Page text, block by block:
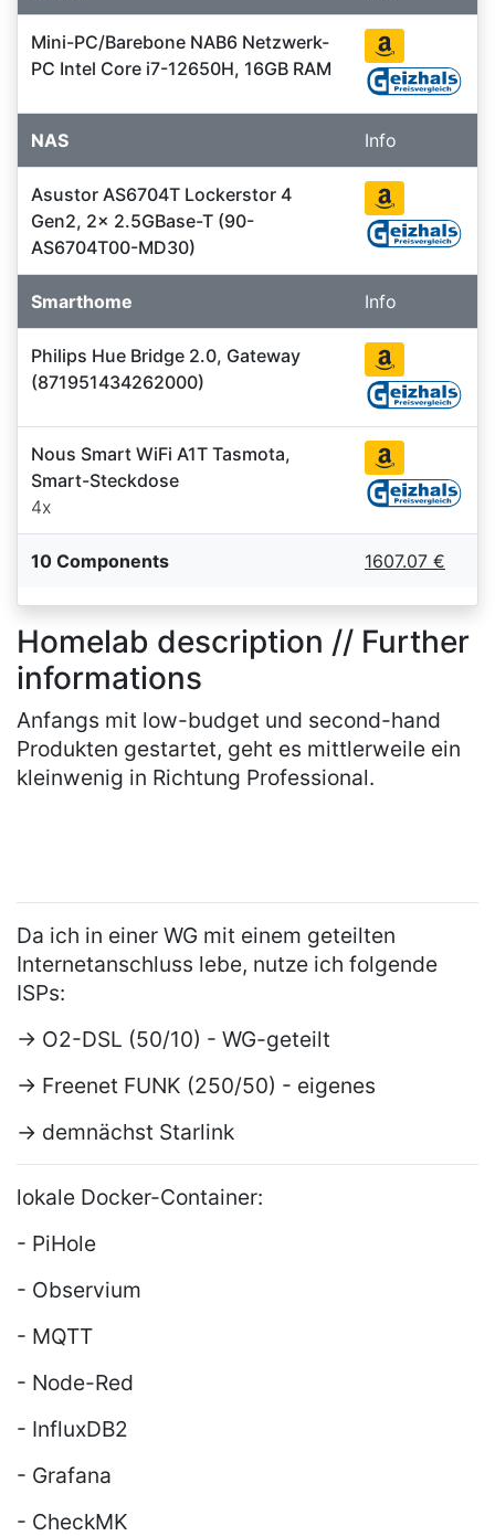
Mini-PC/Barebone NAB6 Netzwerk-
PC Intel Core i7-12650H, 16GB RAM
NAS Info
Asustor AS6704T Lockerstor 4
Gen2, 2x 2.5GBase-T (90-
AS6704T00-MD30)
Smarthome Info
Philips Hue Bridge 2.0, Gateway
(871951434262000)
Nous Smart WiFi A1T Tasmota,
Smart-Steckdose
4x
10 Components 1607.07 €
Homelab description // Further
informations
Anfangs mit low-budget und second-hand
Produkten gestartet, geht es mittlerweile ein
kleinwenig in Richtung Professional.
Da ich in einer WG mit einem geteilten
Internetanschluss lebe, nutze ich folgende
ISPs:
-> O2-DSL (50/10) - WG-geteilt
-> Freenet FUNK (250/50) - eigenes
-> demnächst Starlink
lokale Docker-Container:
- PiHole
- Observium
- MQTT
- Node-Red
- InfluxDB2
- Grafana
- CheckMK